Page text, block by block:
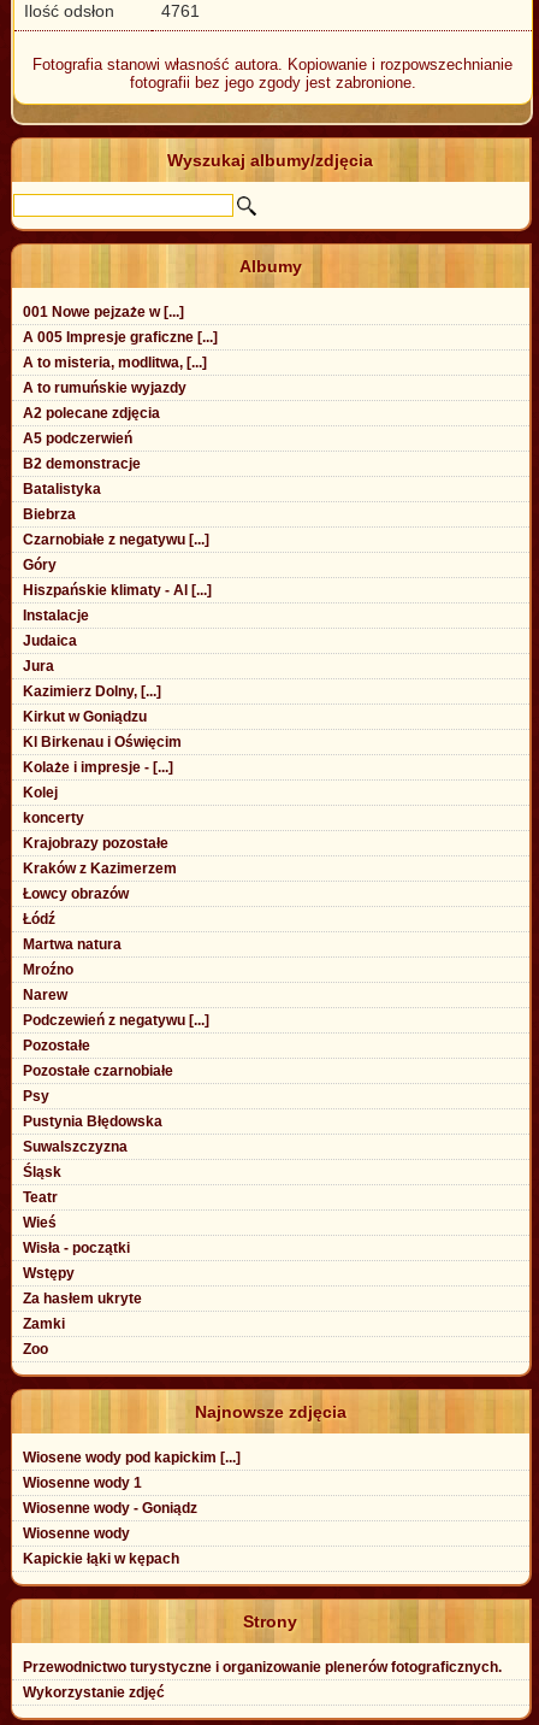
Ilość odsłon 4761
Fotografia stanowi własność autora. Kopiowanie i rozpowszechnianie
fotografii bez jego zgody jest zabronione.
Wyszukaj albumy/zdjęcia
Albumy
001 Nowe pejzaże w [...]
A 005 Impresje graficzne [...]
A to misteria, modlitwa, [...]
A to rumuńskie wyjazdy
A2 polecane zdjęcia
A5 podczerwień
B2 demonstracje
Batalistyka
Biebrza
Czarnobiałe z negatywu [...]
Góry
Hiszpańskie klimaty - Al [...]
Instalacje
Judaica
Jura
Kazimierz Dolny, [...]
Kirkut w Goniądzu
Kl Birkenau i Oświęcim
Kolaże i impresje - [...]
Kolej
koncerty
Krajobrazy pozostałe
Kraków z Kazimerzem
Łowcy obrazów
Łódź
Martwa natura
Mroźno
Narew
Podczewień z negatywu [...]
Pozostałe
Pozostałe czarnobiałe
Psy
Pustynia Błędowska
Suwalszczyzna
Śląsk
Teatr
Wieś
Wisła - początki
Wstępy
Za hasłem ukryte
Zamki
Zoo
Najnowsze zdjęcia
Wiosene wody pod kapickim [...]
Wiosenne wody 1
Wiosenne wody - Goniądz
Wiosenne wody
Kapickie łąki w kępach
Strony
Przewodnictwo turystyczne i organizowanie plenerów fotograficznych.
Wykorzystanie zdjęć